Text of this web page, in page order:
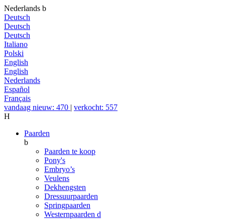
Nederlands b
Deutsch
Deutsch
Deutsch
Italiano
Polski
English
English
Nederlands
Español
Français
vandaag nieuw: 470 | verkocht: 557
H
Paarden
b
Paarden te koop
Pony's
Embryo’s
Veulens
Dekhengsten
Dressuurpaarden
Springpaarden
Westernpaarden d